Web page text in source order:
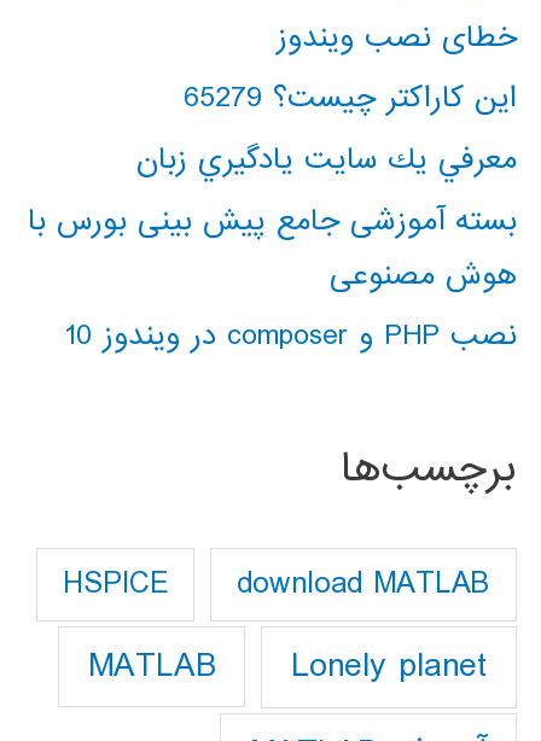
خطای نصب ویندوز
این کاراکتر چیست؟ 65279
معرفي يك سايت يادگيري زبان
بسته آموزشی جامع پیش بینی بورس با
هوش مصنوعی
نصب PHP و composer در ویندوز 10
برچسب‌ها
download MATLAB
HSPICE
Lonely planet
MATLAB